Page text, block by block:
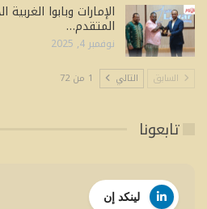
الإمارات وبابوا
المتقدم…
نوفمبر 4, 2025
السابق التالي 1 من 72
تابعونا
لينكد إن